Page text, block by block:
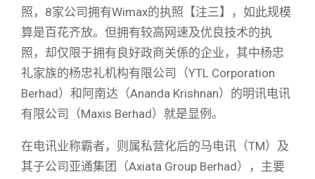
照，8家公司拥有Wimax的执照【注三】，如此规模
算是百花齐放。但拥有较高网速及优良技术的执
照，却仅限于拥有良好政商关係的企业，其中杨忠
礼家族的杨忠礼机构有限公司（YTL Corporation
Berhad）和阿南达（Ananda Krishnan）的明讯电讯
有限公司（Maxis Berhad）就是显例。
在电讯业称霸者，则属私营化后的马电讯（TM）及
其子公司亚通集团（Axiata Group Berhad），主要